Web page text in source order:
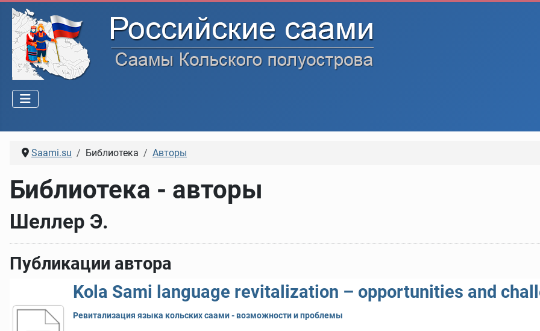
Saami.su Библиотека Авторы
Библиотека - авторы
Шеллер Э.
Публикации автора
Kola Sami language revitalization – opportunities and
Ревитализация языка кольских саами - возможности и проблемы